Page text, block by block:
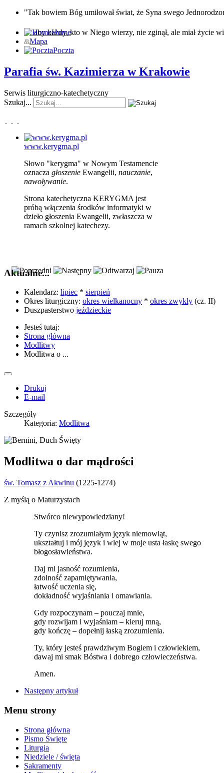
"Tak bowiem Bóg umiłował świat, że Syna swego
… aby każdy, kto w Niego wierzy, nie zginął, ale miał życie
Home
Mapa
Poczta
Parafia św. Kazimierza w Krakowie
Serwis liturgiczno-katechetyczny
Szukaj...
www.kerygma.pl
Słowo "kerygma" w Nowym Testamencie
oznacza głoszenie Ewangelii, nauczanie,
nawoływanie.
Strona katechetyczna KERYGMA jest
próbą włączenia środków informatyki w
dzieło głoszenia Ewangelii, zwłaszcza w
ramach szkolnej katechezy.
Aktualne...
Kalendarz: lipiec * sierpień
Okres liturgiczny: okres wielkanocny * okres zwykły (cz. II)
Duszpasterstwo jeździeckie
Jesteś tutaj:
Strona główna
Modlitwy
Modlitwa o ...
Drukuj
E-mail
Szczegóły
Kategoria: Modlitwa
Modlitwa o dar mądrości
św. Tomasz z Akwinu (1225-1274)
Z myślą o Maturzystach
Stwórco niewypowiedziany!
Ty czynisz zrozumiałym język niemowląt,
ukształtuj i mój język i wlej w moje usta łaskę swego
błogosławieństwa.
Daj mi jasność rozumienia,
zdolność zapamiętywania,
łatwość uczenia się,
dokładność wyjaśniania i omawiania.
Gdy rozpoczynam – pouczaj mnie,
gdy rozwijam i wyjaśniam – kieruj mną,
gdy kończę – dopełnij łaską zrozumienia.
Ty, który jesteś prawdziwym Bogiem i człowiekiem,
dawaj mi smak Bóstwa i dobrego człowieczeństwa.
Amen.
Następny artykuł
Menu strony
Strona główna
Pismo Święte
Liturgia
Niedziele / święta
Sakramenty